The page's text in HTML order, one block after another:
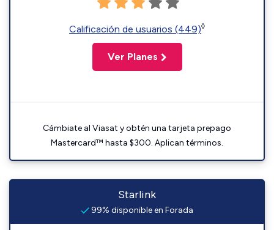
Calificación de usuarios (449)◊
Ver Planes
Cámbiate al Viasat y obtén una tarjeta prepago
Mastercard™ hasta $300. Aplican términos.
Starlink
99% disponible en Forada